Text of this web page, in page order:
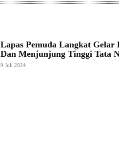
Lapas Pemuda Langkat Gelar
Dan Menjunjung Tinggi Tata
9 Juli 2024